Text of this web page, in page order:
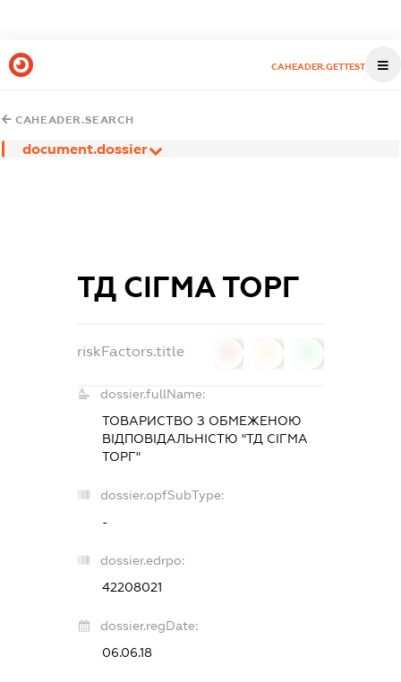
CAHEADER.GETTEST
CAHEADER.SEARCH
document.dossier
ТД СІГМА ТОРГ
riskFactors.title
dossier.fullName:
ТОВАРИСТВО З ОБМЕЖЕНОЮ
ВІДПОВІДАЛЬНІСТЮ "ТД СІГМА
ТОРГ"
dossier.opfSubType:
-
dossier.edrpo:
42208021
dossier.regDate:
06.06.18